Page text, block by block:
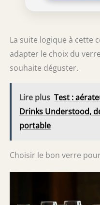
La suite logique à cette
adapter le choix du
souhaite déguster.
Lire plus Test :
Drinks Understood,
portable
Choisir le bon verre